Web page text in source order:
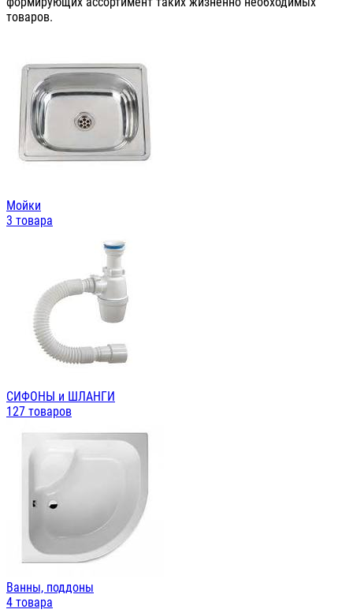
товаров.
Мойки
3 товара
СИФОНЫ и ШЛАНГИ
127 товаров
Ванны, поддоны
4 товара